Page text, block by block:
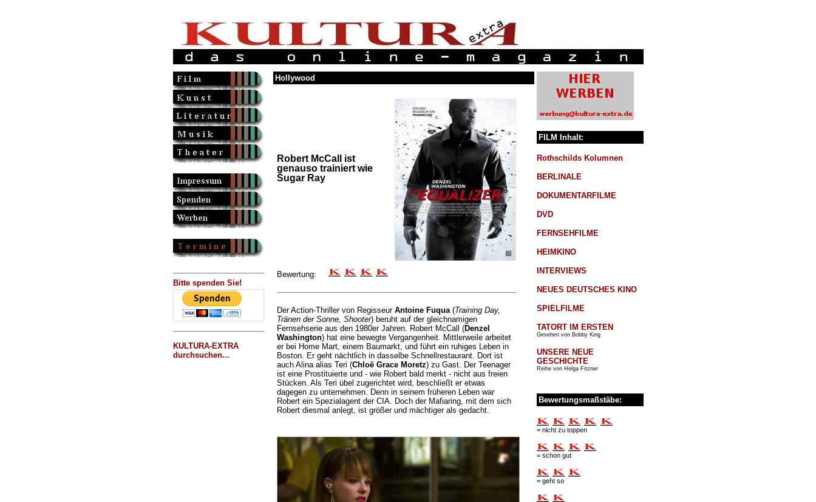
Bitte spenden Sie!
KULTURA-EXTRA
durchsuchen...
Hollywood
Robert McCall ist
genauso trainiert wie
Sugar Ray
Bewertung:
Der Action-Thriller von Regisseur Antoine Fuqua(Training Day,
Tränen der Sonne, Shooter) beruht auf der gleichnamigen
Fernsehserie aus den 1980er Jahren. Robert McCall (Denzel
Washington) hat eine bewegte Vergangenheit. Mittlerweile arbeitet
er bei Home Mart, einem Baumarkt, und führt ein ruhiges Leben in
Boston. Er geht nächtlich in dasselbe Schnellrestaurant. Dort ist
auch Alina alias Teri (Chloë Grace Moretz) zu Gast. Der Teenager
ist eine Prostituierte und - wie Robert bald merkt - nicht aus freien
Stücken. Als Teri übel zugerichtet wird, beschließt er etwas
dagegen zu unternehmen. Denn in seinem früheren Leben war
Robert ein Spezialagent der CIA. Doch der Mafiaring, mit dem sich
Robert diesmal anlegt, ist größer und mächtiger als gedacht.
FILM Inhalt:
Rothschilds Kolumnen
BERLINALE
DOKUMENTARFILME
DVD
FERNSEHFILME
HEIMKINO
INTERVIEWS
NEUES DEUTSCHES KINO
SPIELFILME
TATORT IM ERSTEN
Gesehen von Bobby King
UNSERE NEUE
GESCHICHTE
Reihe von Helga Fitzner
Bewertungsmaßstäbe:
= nicht zu toppen
= schon gut
= geht so